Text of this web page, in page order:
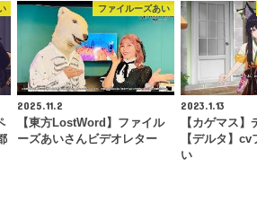
ファイルーズあい
2025.11.2
【東方LostWord】ファイル
ーズあいさんビデオレター
2023.1.13
【カゲマス】
【デルタ】
い